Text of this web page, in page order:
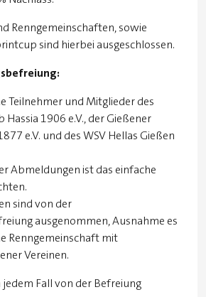
Renngemeinschaften, sowie
sind hierbei ausgeschlossen.
Teilnehmer und Mitglieder des
Hassia 1906 e.V., der Gießener
e.V. und des WSV Hellas Gießen
Abmeldungen ist das einfache
sind von der
ausgenommen, Ausnahme es
Renngemeinschaft mit
Vereinen.
Fall von der Befreiung